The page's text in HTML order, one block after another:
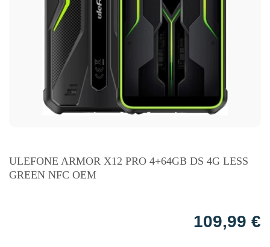
ULEFONE ARMOR X12 PRO 4+64GB DS 4G LESS
GREEN NFC OEM
109,99 €